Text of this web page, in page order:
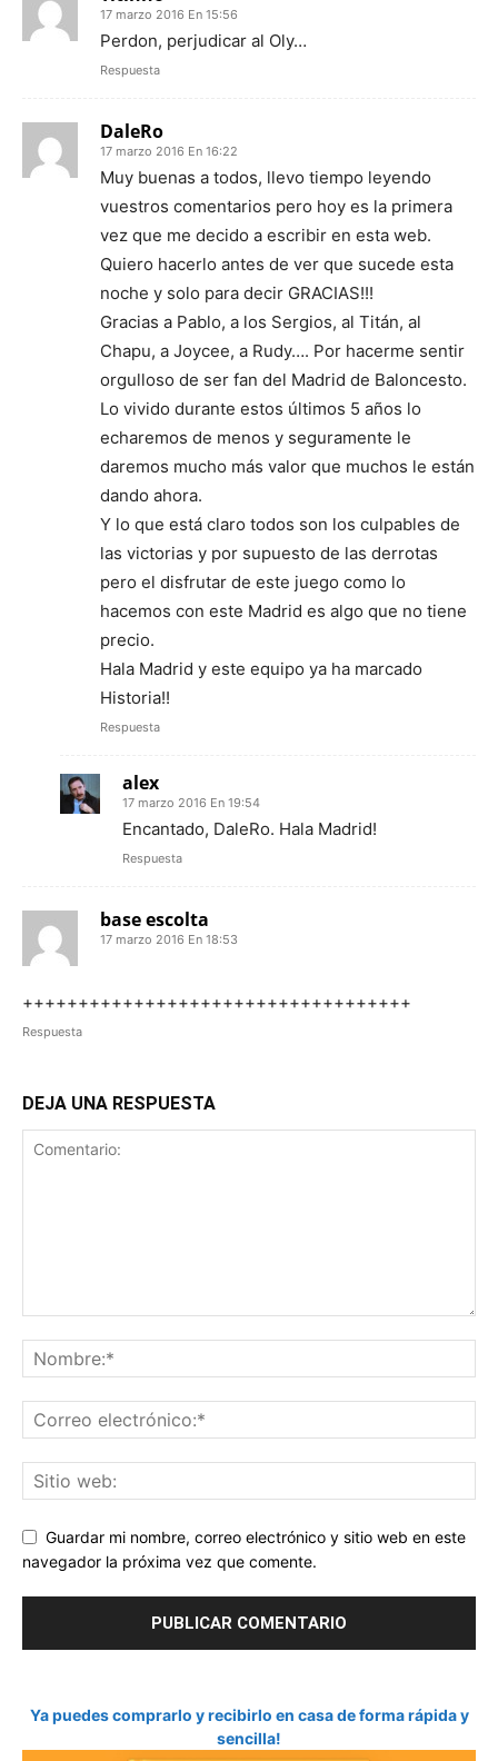
17 marzo 2016 En 15:56
Perdon, perjudicar al Oly…
Respuesta
DaleRo
17 marzo 2016 En 16:22
Muy buenas a todos, llevo tiempo leyendo
vuestros comentarios pero hoy es la primera
vez que me decido a escribir en esta web.
Quiero hacerlo antes de ver que sucede esta
noche y solo para decir GRACIAS!!!
Gracias a Pablo, a los Sergios, al Titán, al
Chapu, a Joycee, a Rudy…. Por hacerme sentir
orgulloso de ser fan del Madrid de Baloncesto.
Lo vivido durante estos últimos 5 años lo
echaremos de menos y seguramente le
daremos mucho más valor que muchos le están
dando ahora.
Y lo que está claro todos son los culpables de
las victorias y por supuesto de las derrotas
pero el disfrutar de este juego como lo
hacemos con este Madrid es algo que no tiene
precio.
Hala Madrid y este equipo ya ha marcado
Historia!!
Respuesta
alex
17 marzo 2016 En 19:54
Encantado, DaleRo. Hala Madrid!
Respuesta
base escolta
17 marzo 2016 En 18:53
+++++++++++++++++++++++++++++++++++
Respuesta
DEJA UNA RESPUESTA
Guardar mi nombre, correo electrónico y sitio web en este
navegador la próxima vez que comente.
Ya puedes comprarlo y recibirlo en casa de forma rápida y
sencilla!